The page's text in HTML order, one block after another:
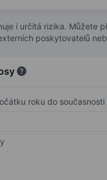
i určitá rizika. Můžete
poskytovatelů
roku do současnosti